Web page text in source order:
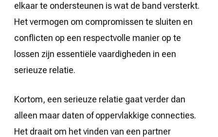
elkaar te ondersteunen is wat de band versterkt.
Het vermogen om compromissen te sluiten en
conflicten op een respectvolle manier op te
lossen zijn essentiële vaardigheden in een
serieuze relatie.
Kortom, een serieuze relatie gaat verder dan
alleen maar daten of oppervlakkige connecties.
Het draait om het vinden van een partner